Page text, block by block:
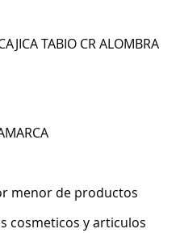
TABIO CR ALOMBRA
menor de productos
cosmeticos y articulos